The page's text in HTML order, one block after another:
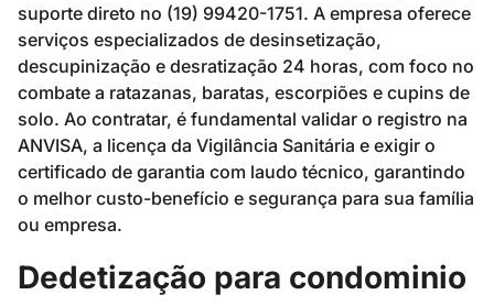
suporte direto no (19) 99420-1751. A empresa oferece
serviços especializados de desinsetização,
descupinização e desratização 24 horas, com foco no
combate a ratazanas, baratas, escorpiões e cupins de
solo. Ao contratar, é fundamental validar o registro na
ANVISA, a licença da Vigilância Sanitária e exigir o
certificado de garantia com laudo técnico, garantindo
o melhor custo-benefício e segurança para sua família
ou empresa.
Dedetização para condominio